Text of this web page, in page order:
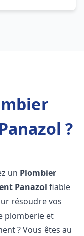
?
un Plombier
Panazol fiable
résoudre vos
plomberie et
? Vous êtes au